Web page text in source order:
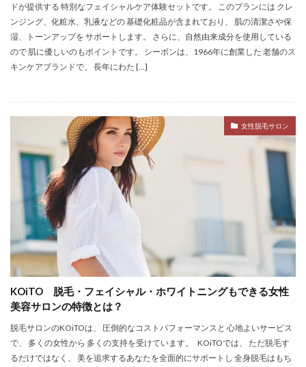
ドが提供する 特別なフェイシャルケア体験セットです。 このプランには クレ
ンジング、化粧水、乳液などの 基礎化粧品が含まれており、 肌の清潔さや保
湿、トーンアップを サポートします。 さらに、自然由来成分を使用している
ので 肌に優しいのもポイントです。 シーボンは、1966年に創業した 老舗のス
キンケアブランドで、 長年にわた […]
女性脱毛サロン
KOiTO 脱毛・フェイシャル・ホワイトニングもできる女性
美容サロンの特徴とは？
脱毛サロンのKOiTOは、 圧倒的なコストパフォーマンスと 心地よいサービス
で、 多くの女性から 多くの支持を受けています。 KOiTOでは、 ただ脱毛す
るだけではなく、 美を追求するあなたを全面的にサポートし 全身脱毛はもち